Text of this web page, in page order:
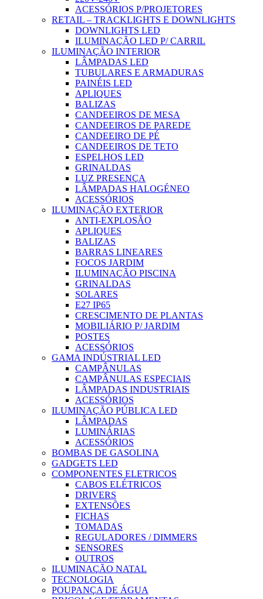
ACESSÓRIOS P/PROJETORES
RETAIL – TRACKLIGHTS E DOWNLIGHTS
DOWNLIGHTS LED
ILUMINAÇÃO LED P/ CARRIL
ILUMINAÇÃO INTERIOR
LÂMPADAS LED
TUBULARES E ARMADURAS
PAINÉIS LED
APLIQUES
BALIZAS
CANDEEIROS DE MESA
CANDEEIROS DE PAREDE
CANDEEIRO DE PÉ
CANDEEIROS DE TETO
ESPELHOS LED
GRINALDAS
LUZ PRESENÇA
LÂMPADAS HALOGÉNEO
ACESSÓRIOS
ILUMINAÇÃO EXTERIOR
ANTI-EXPLOSÃO
APLIQUES
BALIZAS
BARRAS LINEARES
FOCOS JARDIM
ILUMINAÇÃO PISCINA
GRINALDAS
SOLARES
E27 IP65
CRESCIMENTO DE PLANTAS
MOBILIÁRIO P/ JARDIM
POSTES
ACESSÓRIOS
GAMA INDÚSTRIAL LED
CAMPÂNULAS
CAMPÂNULAS ESPECIAIS
LÂMPADAS INDUSTRIAIS
ACESSÓRIOS
ILUMINAÇÃO PÚBLICA LED
LÂMPADAS
LUMINÁRIAS
ACESSÓRIOS
BOMBAS DE GASOLINA
GADGETS LED
COMPONENTES ELETRICOS
CABOS ELÉTRICOS
DRIVERS
EXTENSÕES
FICHAS
TOMADAS
REGULADORES / DIMMERS
SENSORES
OUTROS
ILUMINAÇÃO NATAL
TECNOLOGIA
POUPANÇA DE ÁGUA